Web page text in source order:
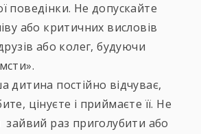
поведінки. Не допускайте
або критичних висловів
або колег, будуючи
дитина постійно відчуває,
цінуєте і приймаєте її. Не
зайвий раз приголубити або